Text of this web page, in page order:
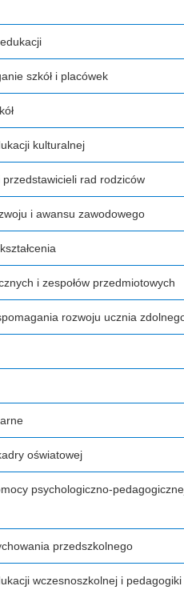
szkół i placówek
kulturalnej
rad rodziców
i awansu zawodowego
i zespołów przedmiotowych
rozwoju ucznia
oświatowej
psychologiczno-
przedszkolnego
wczesnoszkolnej i pedagogiki